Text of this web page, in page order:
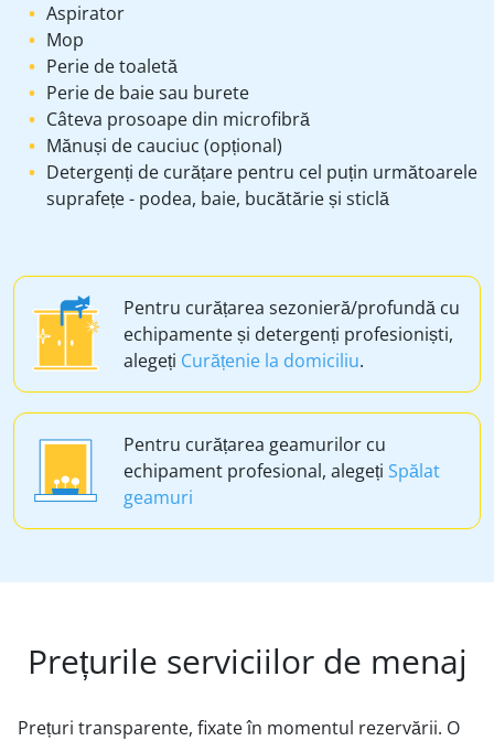
Aspirator
Mop
Perie de toaletă
Perie de baie sau burete
Câteva prosoape din microfibră
Mănuși de cauciuc (opțional)
Detergenți de curățare pentru cel puțin următoarele
suprafețe - podea, baie, bucătărie și sticlă
Pentru curățarea sezonieră/profundă cu
echipamente și detergenți profesioniști,
alegeți Curățenie la domiciliu.
Pentru curățarea geamurilor cu
echipament profesional, alegeți Spălat
geamuri
Prețurile serviciilor de menaj
Prețuri transparente, fixate în momentul rezervării. O